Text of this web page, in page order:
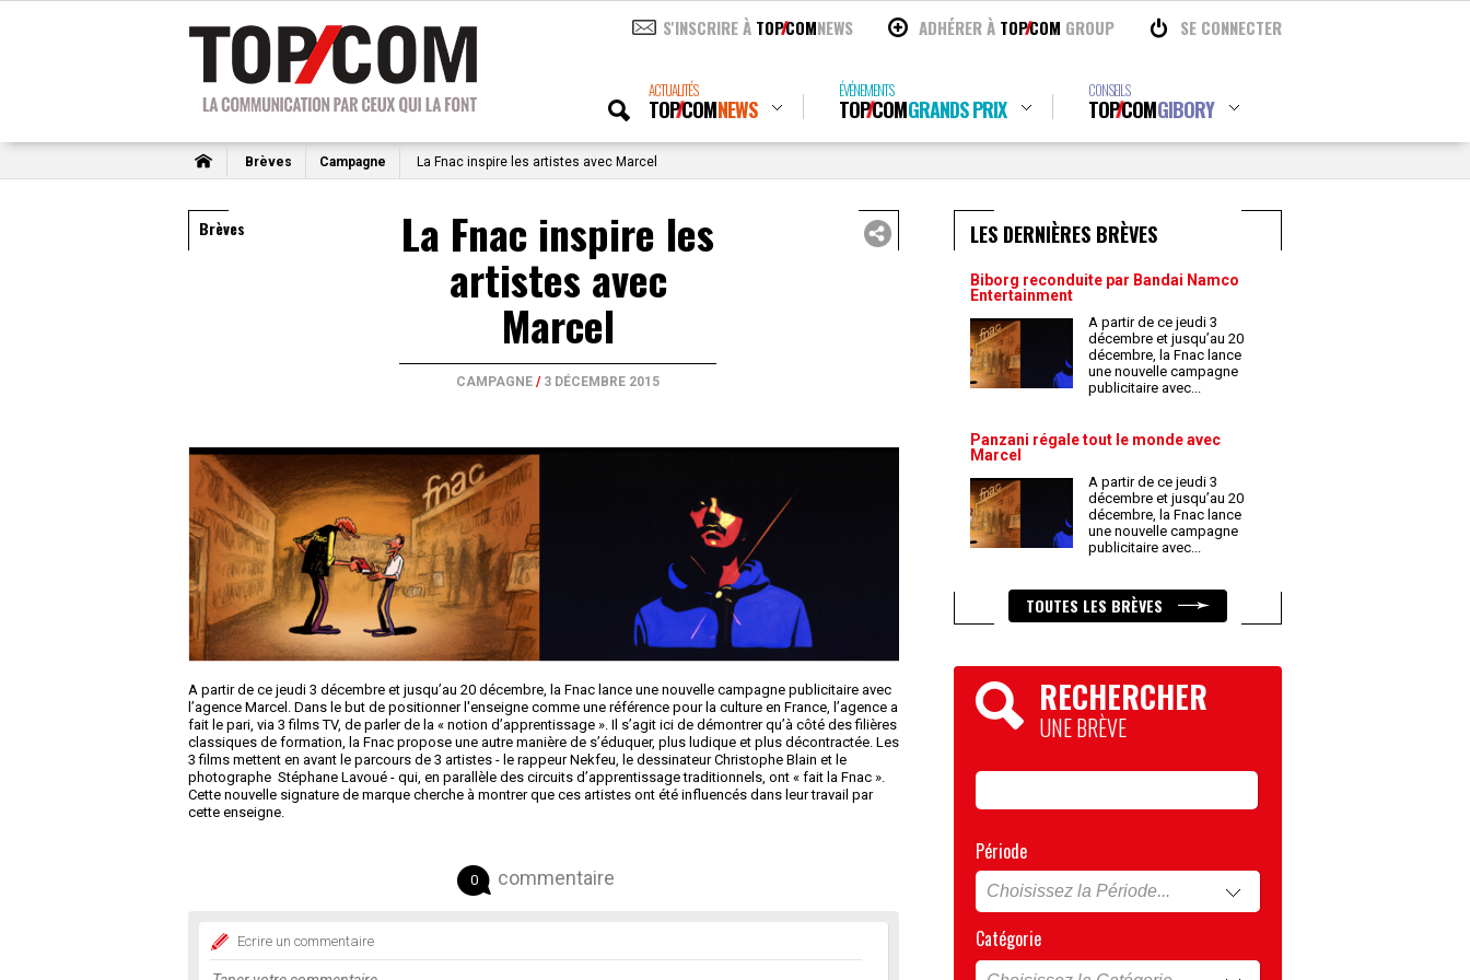
S'INSCRIRE À TOPCOMNEWS ADHÉRER À TOPCOM GROUP SE CONNECTER
ACTUALITÉS
TOPCOMNEWS
ÉVÉNEMENTS
TOPCOMGRANDS PRIX
CONSEILS
TOPCOMGIBORY
Brèves Campagne La Fnac inspire les artistes avec Marcel
Brèves La Fnac inspire les
artistes avec
Marcel
CAMPAGNE / 3 DÉCEMBRE 2015
A partir de ce jeudi 3 décembre et jusqu’au 20 décembre, la Fnac lance une nouvelle campagne publicitaire avec
l’agence Marcel. Dans le but de positionner l'enseigne comme une référence pour la culture en France, l’agence a
fait le pari, via 3 films TV, de parler de la « notion d’apprentissage ». Il s’agit ici de démontrer qu’à côté des filières
classiques de formation, la Fnac propose une autre manière de s’éduquer, plus ludique et plus décontractée. Les
3 films mettent en avant le parcours de 3 artistes - le rappeur Nekfeu, le dessinateur Christophe Blain et le
photographe Stéphane Lavoué - qui, en parallèle des circuits d’apprentissage traditionnels, ont « fait la Fnac ».
Cette nouvelle signature de marque cherche à montrer que ces artistes ont été influencés dans leur travail par
cette enseigne.
0 commentaire
Ecrire un commentaire
LES DERNIÈRES BRÈVES
Biborg reconduite par Bandai Namco
Entertainment
A partir de ce jeudi 3
décembre et jusqu’au 20
décembre, la Fnac lance
une nouvelle campagne
publicitaire avec...
Panzani régale tout le monde avec
Marcel
A partir de ce jeudi 3
décembre et jusqu’au 20
décembre, la Fnac lance
une nouvelle campagne
publicitaire avec...
TOUTES LES BRÈVES
RECHERCHER
UNE BRÈVE
Période
Catégorie